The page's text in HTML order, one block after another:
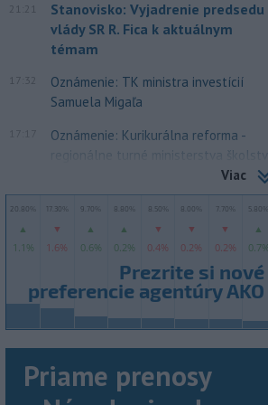
21:21
Stanovisko: Vyjadrenie predsedu
vlády SR R. Fica k aktuálnym
témam
17:32
Oznámenie: TK ministra investícií
Samuela Migaľa
Oznámenie: Kurikurálna reforma -
regionálne turné ministerstva školstva
Viac
Priame prenosy